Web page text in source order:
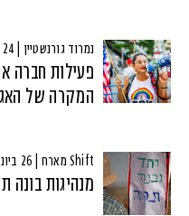
נמרוד גורנשטיין | 24 באוגוסט 2025
פעילות חברה
המקרה של
Shift מארח | 26 ביוני 2025
מנהיגות בונה